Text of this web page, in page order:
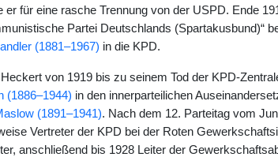
für eine rasche Trennung von der USPD. Ende
Partei Deutschlands (Spartakusbund)“
(1881–1967) in die KPD.
von 1919 bis zu seinem Tod der KPD-
(1886–1944) in den innerparteilichen
(1891–1941). Nach dem 12. Parteitag vom
Vertreter der KPD bei der Roten
anschließend bis 1928 Leiter der